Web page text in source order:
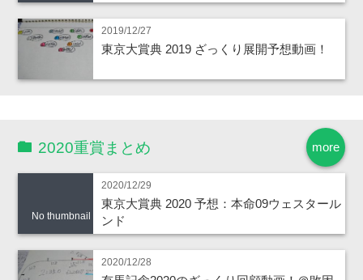
2019/12/27
東京大賞典 2019 ざっくり展開予想動画！
more
2020重賞まとめ
No thumbnail
2020/12/29
東京大賞典 2020 予想：本命09ウェスタール
ンド
2020/12/28